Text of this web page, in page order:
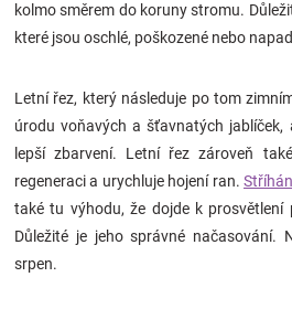
kolmo směrem do koruny stromu.
které jsou oschlé, poškozené nebo
Letní řez, který následuje po tom
úrodu voňavých a šťavnatých jablíček,
lepší zbarvení. Letní řez zároveň
regeneraci a urychluje hojení ran.
také tu výhodu, že dojde k
Důležité je jeho správné načasování.
srpen.